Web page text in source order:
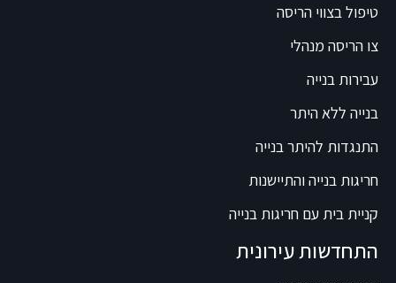
טיפול בצווי הריסה
צו הריסה מנהלי
עבירות בנייה
בנייה ללא היתר
התנגדות להיתר בנייה
חריגות בנייה והתיישנות
קניית בית עם חריגות בנייה
התחדשות עירונית